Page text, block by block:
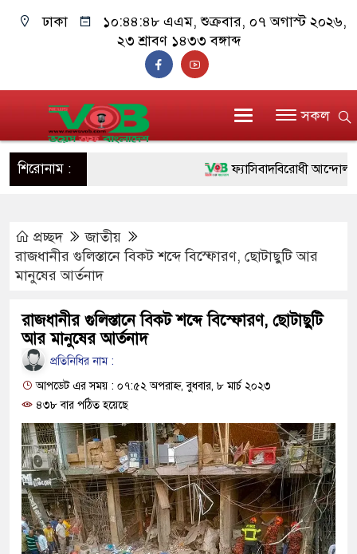
ঢাকা ১০:৪৪:৪৯ এএম, শুক্রবার, ০৭ অগাস্ট ২০২৬,
২৩ শ্রাবণ ১৪৩৩ বঙ্গাব্দ
সকল
শিরোনাম : ফ্যাসিবাদবিরোধী আন্দোলনে
সিল-স্বাক্ষর জালিয়াতি চক্রের
মাদক কারবারি গ্রেফতার
২৮ লাখ টাকার জাল নোটসহ
থানা পুলিশ
যেকোনো সময় বেনজীরের
প্রচ্ছদ
জাতীয়
রাজধানীর গুলিস্তানে বিকট শব্দে বিস্ফোরণ, ছোটাছুটি আর
মানুষের আর্তনাদ
রাজধানীর গুলিস্তানে বিকট শব্দে বিস্ফোরণ, ছোটাছুটি
আর মানুষের আর্তনাদ
প্রতিনিধির নাম :
আপডেট এর সময় : ০৭:৫২ অপরাহ্ন, বুধবার, ৮ মার্চ ২০২৩
৪৩৮ বার পঠিত হয়েছে